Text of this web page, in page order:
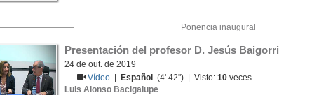
Ponencia inaugural
Presentación del profesor D. Jesús Baigorri
24 de out. de 2019
Vídeo
Español (4' 42'') | Visto:10 veces
Luis Alonso Bacigalupe